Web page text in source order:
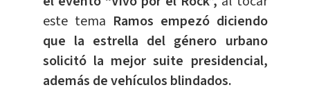
este tema Ramos empezó diciendo
que la estrella del género urbano
solicitó la mejor suite presidencial,
además de vehículos blindados.